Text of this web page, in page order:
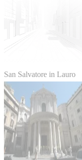
San Salvatore in Lauro